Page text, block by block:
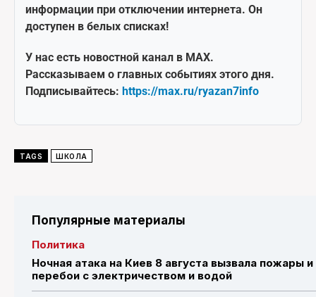
информации при отключении интернета. Он
доступен в белых списках!
У нас есть новостной канал в MAX.
Рассказываем о главных событиях этого дня.
Подписывайтесь: https://max.ru/ryazan7info
TAGS ШКОЛА
Популярные материалы
Политика
Ночная атака на Киев 8 августа вызвала пожары и
перебои с электричеством и водой